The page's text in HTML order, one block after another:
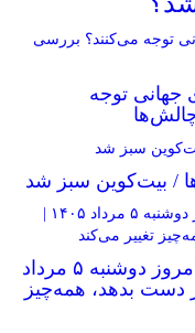
جهانی توجه
/ بیت‌کوین سبز شد
قیمت تتر، بیت‌کوین و اتریوم امروز دوشنبه ۵ مرداد
از دست بدهد، همه‌چیز